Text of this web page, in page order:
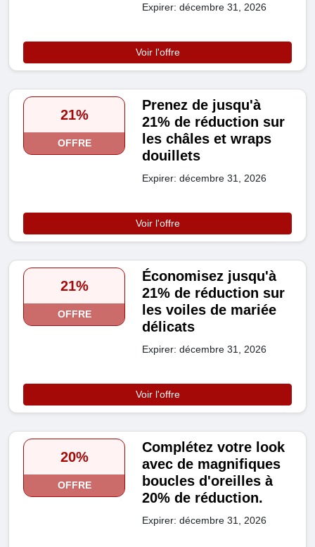
Expirer: décembre 31, 2026
Voir l'offre
21%
OFFRE
Prenez de jusqu'à
21% de réduction sur
les châles et wraps
douillets
Expirer: décembre 31, 2026
Voir l'offre
21%
OFFRE
Économisez jusqu'à
21% de réduction sur
les voiles de mariée
délicats
Expirer: décembre 31, 2026
Voir l'offre
20%
OFFRE
Complétez votre look
avec de magnifiques
boucles d'oreilles à
20% de réduction.
Expirer: décembre 31, 2026